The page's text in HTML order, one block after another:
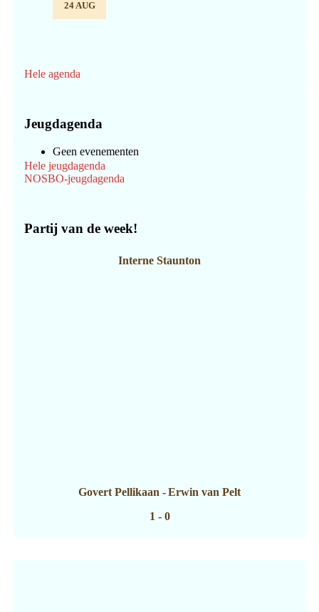
24 AUG
Hele agenda
Jeugdagenda
Geen evenementen
Hele jeugdagenda
NOSBO-jeugdagenda
Partij van de week!
Interne Staunton
Govert Pellikaan - Erwin van Pelt
1 - 0